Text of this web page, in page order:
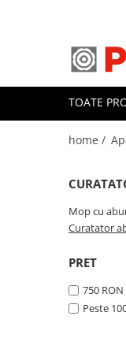
Toate Produsele
Aparate Medicale
Aspiratoare
Aspiratoare cu abur
Aspiratoare cu spălare
Aspiratoare cu apa
Aspiratoare robot
Masa | Statie de
Aparate de calcat
TOATE
home /
Mop cu
Curatator
PRET
750
Peste